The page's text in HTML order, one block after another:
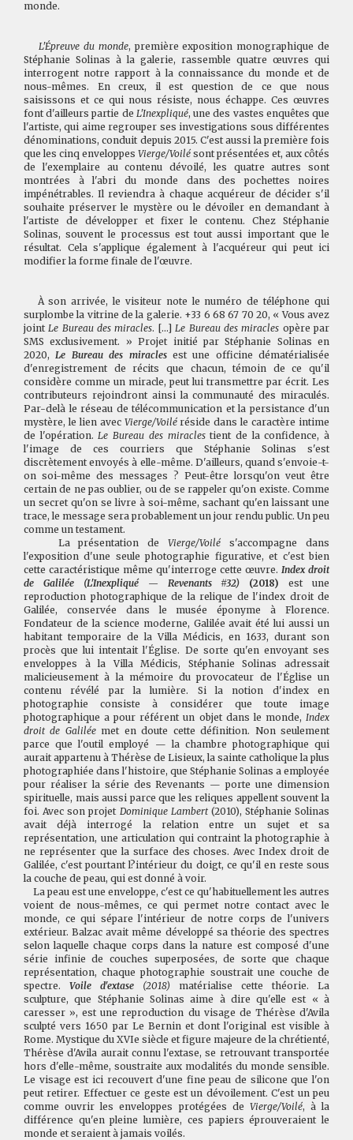
monde.
L'Épreuve du monde, première exposition monographique de
Stéphanie Solinas à la galerie, rassemble quatre œuvres qui
interrogent notre rapport à la connaissance du monde et de
nous-mêmes. En creux, il est question de ce que nous
saisissons et ce qui nous résiste, nous échappe. Ces œuvres
font d'ailleurs partie de L'Inexpliqué, une des vastes enquêtes que
l'artiste, qui aime regrouper ses investigations sous différentes
dénominations, conduit depuis 2015. C'est aussi la première fois
que les cinq enveloppes Vierge/Voilé sont présentées et, aux côtés
de l'exemplaire au contenu dévoilé, les quatre autres sont
montrées à l'abri du monde dans des pochettes noires
impénétrables. Il reviendra à chaque acquéreur de décider s'il
souhaite préserver le mystère ou le dévoiler en demandant à
l'artiste de développer et fixer le contenu. Chez Stéphanie
Solinas, souvent le processus est tout aussi important que le
résultat. Cela s'applique également à l'acquéreur qui peut ici
modifier la forme finale de l'œuvre.
À son arrivée, le visiteur note le numéro de téléphone qui
surplombe la vitrine de la galerie. +33 6 68 67 70 20, « Vous avez
joint Le Bureau des miracles. [...] Le Bureau des miracles opère par
SMS exclusivement. » Projet initié par Stéphanie Solinas en
2020, Le Bureau des miraclesest une officine dématérialisée
d'enregistrement de récits que chacun, témoin de ce qu'il
considère comme un miracle, peut lui transmettre par écrit. Les
contributeurs rejoindront ainsi la communauté des miraculés.
Par-delà le réseau de télécommunication et la persistance d'un
mystère, le lien avec Vierge/Voiléréside dans le caractère intime
de l'opération. Le Bureau des miraclestient de la confidence, à
l'image de ces courriers que Stéphanie Solinas s'est
discrètement envoyés à elle-même. D'ailleurs, quand s'envoie-t-
on soi-même des messages ? Peut-être lorsqu'on veut être
certain de ne pas oublier, ou de se rappeler qu'on existe. Comme
un secret qu'on se livre à soi-même, sachant qu'en laissant une
trace, le message sera probablement un jour rendu public. Un peu
comme un testament.
La présentation deVierge/Voilé s'accompagne dans
l'exposition d'une seule photographie figurative, et c'est bien
cette caractéristique même qu'interroge cette œuvre. Index droit
de Galilée (L'Inexpliqué — Revenants #32) (2018) est une
reproduction photographique de la relique de l'index droit de
Galilée, conservée dans le musée éponyme à Florence.
Fondateur de la science moderne, Galilée avait été lui aussi un
habitant temporaire de la Villa Médicis, en 1633, durant son
procès que lui intentait l'Église. De sorte qu'en envoyant ses
enveloppes à la Villa Médicis, Stéphanie Solinas adressait
malicieusement à la mémoire du provocateur de l'Église un
contenu révélé par la lumière. Si la notion d'index en
photographie consiste à considérer que toute image
photographique a pour référent un objet dans le monde, Index
droit de Galiléemet en doute cette définition. Non seulement
parce que l'outil employé — la chambre photographique qui
aurait appartenu à Thérèse de Lisieux, la sainte catholique la plus
photographiée dans l'histoire, que Stéphanie Solinas a employée
pour réaliser la série des Revenants — porte une dimension
spirituelle, mais aussi parce que les reliques appellent souvent la
foi. Avec son projet Dominique Lambert(2010), Stéphanie Solinas
avait déjà interrogé la relation entre un sujet et sa
représentation, une articulation qui contraint la photographie à
ne représenter que la surface des choses. Avec Index droit de
Galilée, c'est pourtant l?intérieur du doigt, ce qu'il en reste sous
la couche de peau, qui est donné à voir.
La peau est une enveloppe, c'est ce qu'habituellement les autres
voient de nous-mêmes, ce qui permet notre contact avec le
monde, ce qui sépare l'intérieur de notre corps de l'univers
extérieur. Balzac avait même développé sa théorie des spectres
selon laquelle chaque corps dans la nature est composé d'une
série infinie de couches superposées, de sorte que chaque
représentation, chaque photographie soustrait une couche de
spectre. Voile d'extase (2018) matérialise cette théorie. La
sculpture, que Stéphanie Solinas aime à dire qu'elle est « à
caresser », est une reproduction du visage de Thérèse d'Avila
sculpté vers 1650 par Le Bernin et dont l'original est visible à
Rome. Mystique du XVIe siècle et figure majeure de la chrétienté,
Thérèse d'Avila aurait connu l'extase, se retrouvant transportée
hors d'elle-même, soustraite aux modalités du monde sensible.
Le visage est ici recouvert d'une fine peau de silicone que l'on
peut retirer. Effectuer ce geste est un dévoilement. C'est un peu
comme ouvrir les enveloppes protégées de Vierge/Voilé, à la
différence qu'en pleine lumière, ces papiers éprouveraient le
monde et seraient à jamais voilés.